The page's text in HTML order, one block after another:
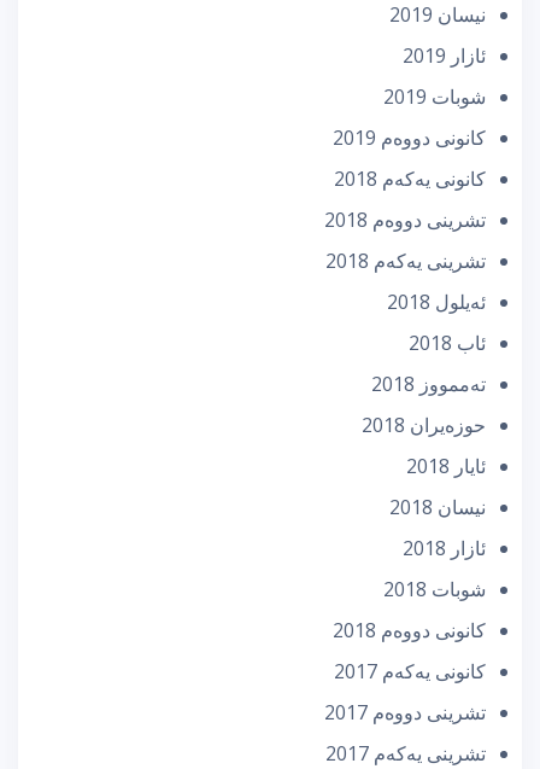
نیسان 2019
ئازار 2019
شوبات 2019
كانونی دووه‌م 2019
كانونی یه‌كه‌م 2018
تشرینی دووه‌م 2018
تشرینی یه‌كه‌م 2018
ئه‌یلول 2018
ئاب 2018
تەممووز 2018
حوزه‌یران 2018
ئایار 2018
نیسان 2018
ئازار 2018
شوبات 2018
كانونی دووه‌م 2018
كانونی یه‌كه‌م 2017
تشرینی دووه‌م 2017
تشرینی یه‌كه‌م 2017